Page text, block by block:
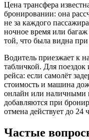
Цена трансфера
бронировании: она
не за каждого
ночное время или
той, что была видна при
Водитель приезжает к
табличкой. Для поездок
рейса: если самолёт
стоимость и машина
онлайн или наличными
добавляются при
отмена действует до 24
Частые